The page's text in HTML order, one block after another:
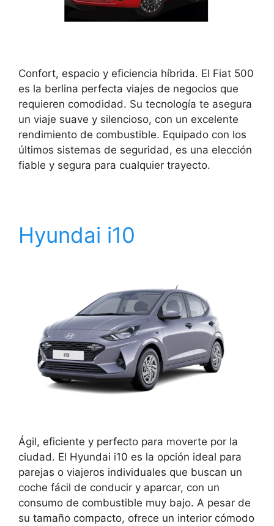
Confort, espacio y eficiencia híbrida. El Fiat 500
es la berlina perfecta viajes de negocios que
requieren comodidad. Su tecnología te asegura
un viaje suave y silencioso, con un excelente
rendimiento de combustible. Equipado con los
últimos sistemas de seguridad, es una elección
fiable y segura para cualquier trayecto.
Hyundai i10
Ágil, eficiente y perfecto para moverte por la
ciudad. El Hyundai i10 es la opción ideal para
parejas o viajeros individuales que buscan un
coche fácil de conducir y aparcar, con un
consumo de combustible muy bajo. A pesar de
su tamaño compacto, ofrece un interior cómodo